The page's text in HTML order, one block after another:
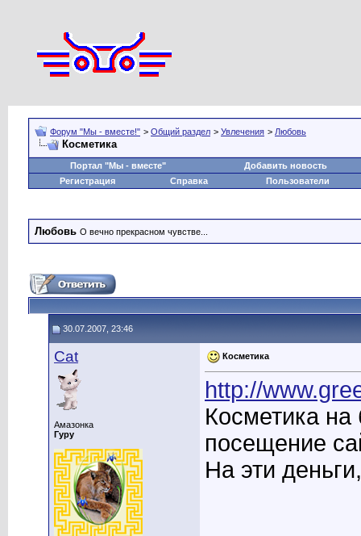
Форум "Мы - вместе!" > Общий раздел > Увлечения > Любовь
Косметика
Портал "Мы - вместе"
Добавить новость
Регистрация
Справка Пользователи
Любовь О вечно прекрасном чувстве...
30.07.2007, 23:46
Cat
Амазонка
Гуру
Косметика
http://
Косметика
посещение
На эти